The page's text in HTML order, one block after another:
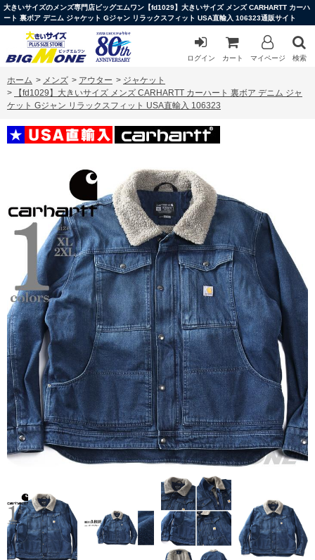
大きいサイズのメンズ専門店ビッグエムワン【fd1029】大きいサイズ メンズ CARHARTT カーハ
ート 裏ボア デニム ジャケット Gジャン リラックスフィット USA直輸入 106323通販サイト
ログイン カート マイページ 検索
ホーム > メンズ > アウター > ジャケット
>
【fd1029】大きいサイズ メンズ CARHARTT カーハート 裏ボア デニム ジャ
ケット Gジャン リラックスフィット USA直輸入 106323